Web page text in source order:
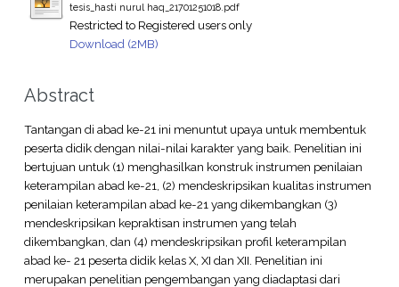
tesis_hasti nurul haq_21701251018.pdf
Restricted to Registered users only
Download (2MB)
Abstract
Tantangan di abad ke-21 ini menuntut upaya untuk membentuk
peserta didik dengan nilai-nilai karakter yang baik. Penelitian ini
bertujuan untuk (1) menghasilkan konstruk instrumen penilaian
keterampilan abad ke-21, (2) mendeskripsikan kualitas instrumen
penilaian keterampilan abad ke-21 yang dikembangkan (3)
mendeskripsikan kepraktisan instrumen yang telah
dikembangkan, dan (4) mendeskripsikan profil keterampilan
abad ke- 21 peserta didik kelas X, XI dan XII. Penelitian ini
merupakan penelitian pengembangan yang diadaptasi dari